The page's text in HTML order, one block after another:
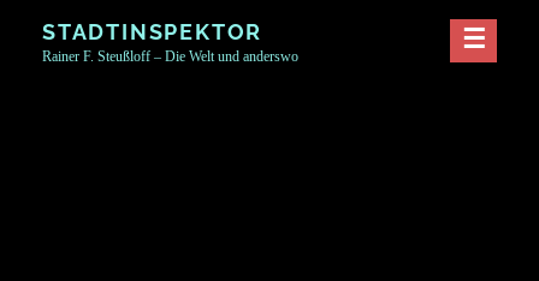
STADTINSPEKTOR
Rainer F. Steußloff – Die Welt und anderswo